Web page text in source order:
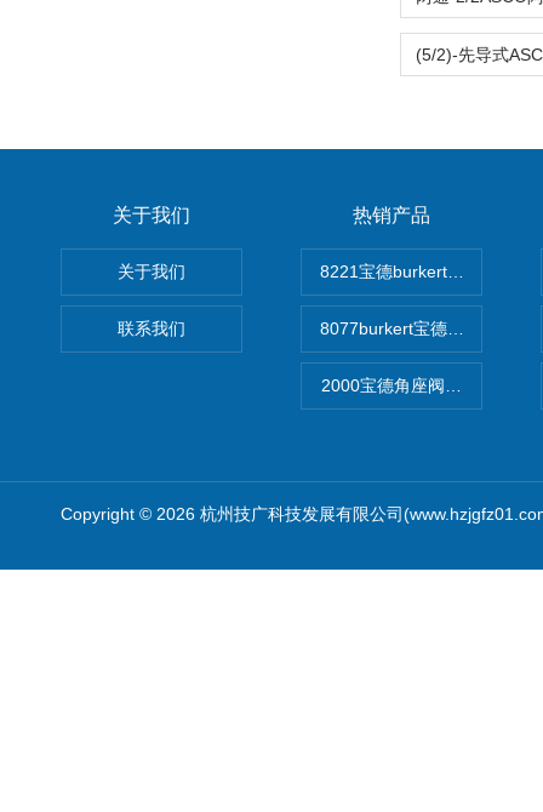
关于我们
关于我们
联系我们
热销产品
8221宝德burkert电导率探头
8077burkert宝德椭圆齿轮脉
2000宝德角座阀德国宝帝
Copyright © 2026 杭州技广科技发展有限公司